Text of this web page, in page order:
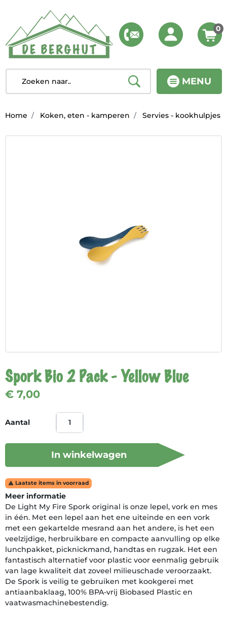
MENU
0
Home Koken, eten - kamperen Servies - kookhulpjes
Spork Bio 2 Pack - Yellow Blue
€ 7,00
Aantal
In winkelwagen
 Laatste items in voorraad
Meer informatie
De Light My Fire Spork original is onze lepel, vork en mes
in één. Met een lepel aan het ene uiteinde en een vork
met een gekartelde mesrand aan het andere, is het een
veelzijdige, herbruikbare en compacte aanvulling op elke
lunchpakket, picknickmand, handtas en rugzak. Het een
fantastisch alternatief voor plastic voor eenmalig gebruik
van lage kwaliteit dat zoveel milieuschade veroorzaakt.
De Spork is veilig te gebruiken met kookgerei met
antiaanbaklaag, 100% BPA-vrij Biobased Plastic en
vaatwasmachinebestendig.